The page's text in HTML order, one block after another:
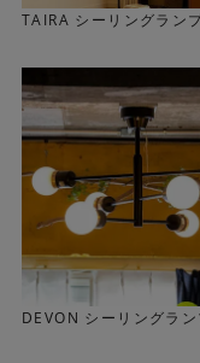
アームを動かすこと
TAIRA シーリングラン
DEVON シーリングラン